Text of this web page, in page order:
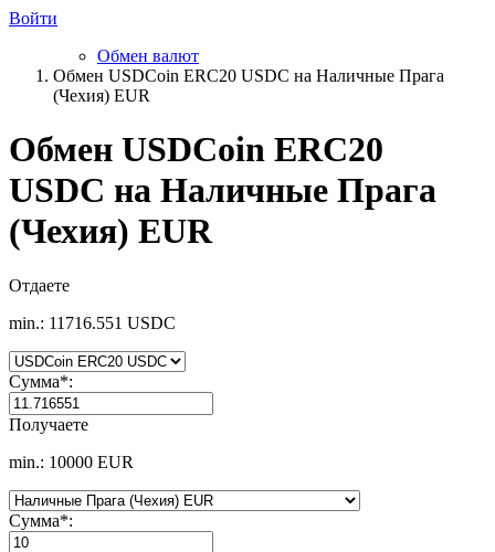
Войти
Обмен валют
Обмен USDCoin ERC20 USDC на Наличные Прага
(Чехия) EUR
Обмен USDCoin ERC20
USDC на Наличные Прага
(Чехия) EUR
Отдаете
min.: 11716.551 USDC
Сумма*:
Получаете
min.: 10000 EUR
Сумма*: